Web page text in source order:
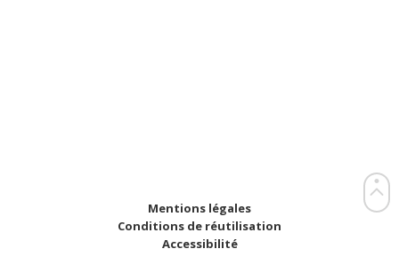
Mentions légales
Conditions de réutilisation
Accessibilité